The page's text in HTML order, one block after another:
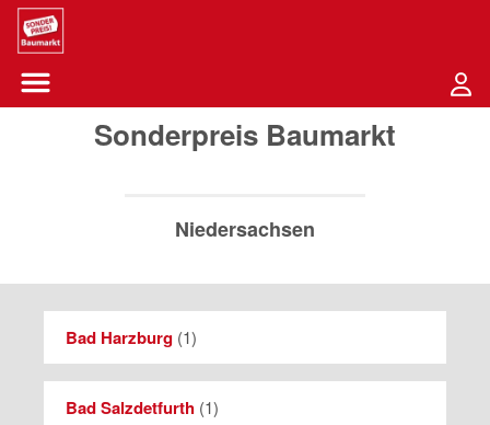
Sounder Preis Logo
Menü öffnen-Schaltfläche
Sonderpreis Baumarkt
Niedersachsen
Bad Harzburg (1)
Bad Salzdetfurth (1)